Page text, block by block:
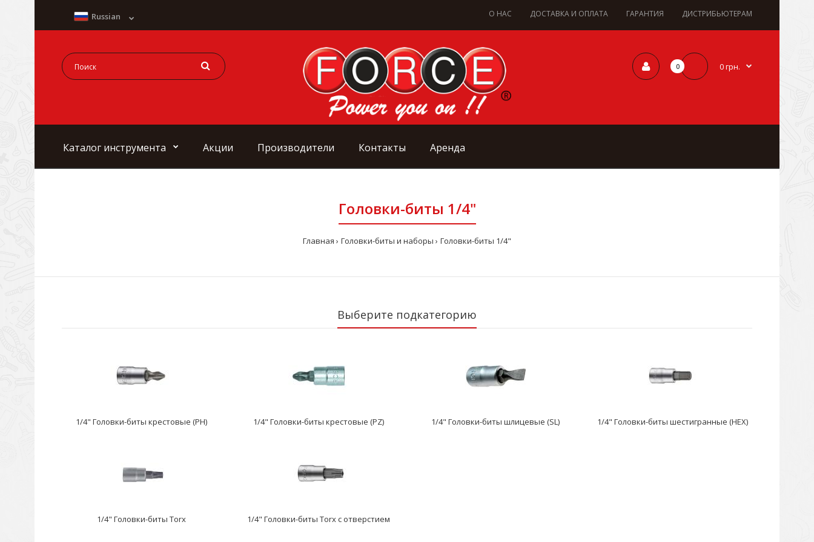
О НАС ДОСТАВКА И ОПЛАТА ГАРАНТИЯ ДИСТРИБЬЮТЕРАМ
Russian
0 0 грн.
Каталог инструмента Акции Производители Контакты Аренда
Головки-биты 1/4"
Главная Головки-биты и наборы Головки-биты 1/4"
Выберите подкатегорию
1/4" Головки-биты крестовые (PH) 1/4" Головки-биты крестовые (PZ) 1/4" Головки-биты шлицевые (SL) 1/4" Головки-биты шестигранные (HEX)
1/4" Головки-биты Torx 1/4" Головки-биты Torx с отверстием